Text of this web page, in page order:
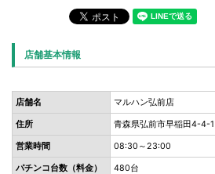
店舗基本情報
店舗名 マルハン弘前店
住所 青森県弘前市早稲田4-4-1
営業時間 08:30～23:00
パチンコ台数（料金） 480台